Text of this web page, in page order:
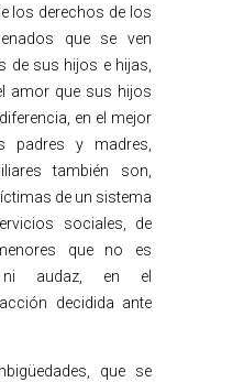
los derechos de los
que se ven
de sus hijos e hijas,
amor que sus hijos
en el mejor
padres y madres,
también son,
de un sistema
sociales, de
que no es
ni audaz, en el
decidida ante
que se